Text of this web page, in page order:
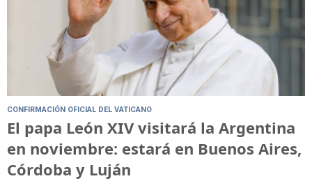
CONFIRMACIÓN OFICIAL DEL VATICANO
El papa León XIV visitará la Argentina
en noviembre: estará en Buenos Aires,
Córdoba y Luján